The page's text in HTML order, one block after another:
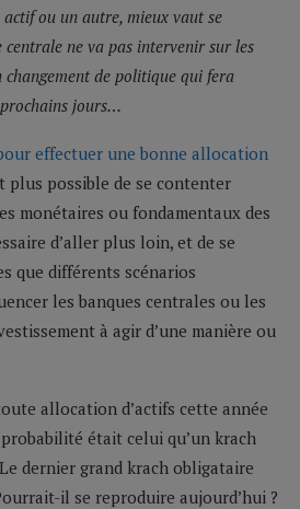
ou un autre, mieux vaut se
centrale ne va pas intervenir sur les
changement de politique qui fera
jours…
effectuer une bonne allocation
plus possible de se contenter
monétaires ou fondamentaux des
d’aller plus loin, et de se
que différents scénarios
les banques centrales ou les
à agir d’une manière ou
allocation d’actifs cette année
était celui qu’un krach
dernier grand krach obligataire
il se reproduire aujourd’hui ?